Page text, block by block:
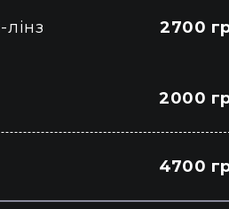
2700
2000
4700